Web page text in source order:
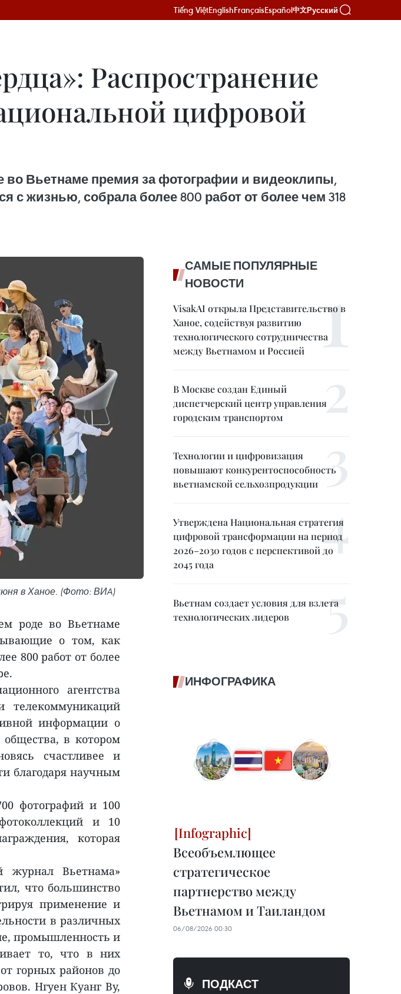
Tiếng ViệtEnglishFrançaisEspañol中文Русский
Распространение
цифровой
во Вьетнаме премия за фотографии и видеоклипы,
с жизнью, собрала более 800 работ от более чем 318
в Ханое. (Фото: ВИA)
роде во Вьетнаме
о том, как
800 работ от более
агентства
информации о
в котором
счастливее и
благодаря научным
фотографий и 100
и 10
которая
журнал Вьетнама»
что большинство
применение и
в различных
промышленность и
то, что в них
горных районов до
Нгуен Куанг Ву,
САМЫЕ ПОПУЛЯРНЫЕ
НОВОСТИ
VisakAI открыла Представительство в
Ханое, содействуя развитию
технологического сотрудничества
между Вьетнамом и Россией
В Москве создан Единый
диспетчерский центр управления
городским транспортом
Технологии и цифровизация
повышают конкурентоспособность
вьетнамской сельхозпродукции
Утверждена Национальная стратегия
цифровой трансформации на период
2026–2030 годов с перспективой до
2045 года
Вьетнам создает условия для взлета
технологических лидеров
ИНФОГРАФИКА
Всеобъемлющее
стратегическое
партнерство между
Вьетнамом и Таиландом
06/08/2026 00:30
ПОДКАСТ